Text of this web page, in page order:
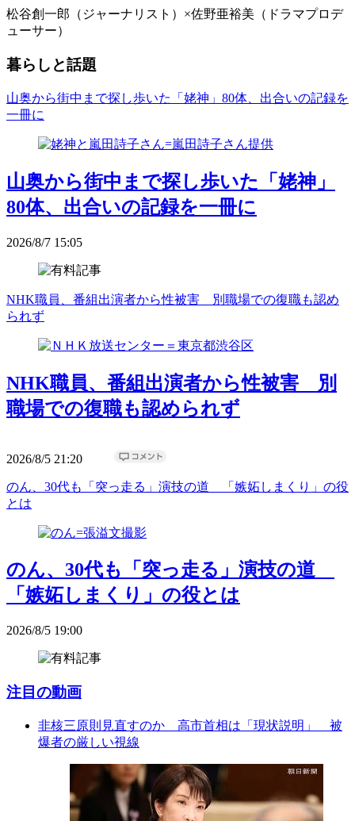
松谷創一郎（ジャーナリスト）×佐野亜裕美（ドラマプロデ
ューサー）
暮らしと話題
山奥から街中まで探し歩いた「姥神」80体、出合いの記録を
一冊に
山奥から街中まで探し歩いた「姥神」
80体、出合いの記録を一冊に
2026/8/7 15:05
NHK職員、番組出演者から性被害 別職場での復職も認め
られず
NHK職員、番組出演者から性被害 別
職場での復職も認められず
2026/8/5 21:20
のん、30代も「突っ走る」演技の道 「嫉妬しまくり」の役
とは
のん、30代も「突っ走る」演技の道
「嫉妬しまくり」の役とは
2026/8/5 19:00
注目の動画
非核三原則見直すのか 高市首相は「現状説明」 被
爆者の厳しい視線